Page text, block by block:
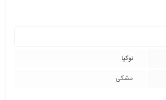
نوکیا
مشکی